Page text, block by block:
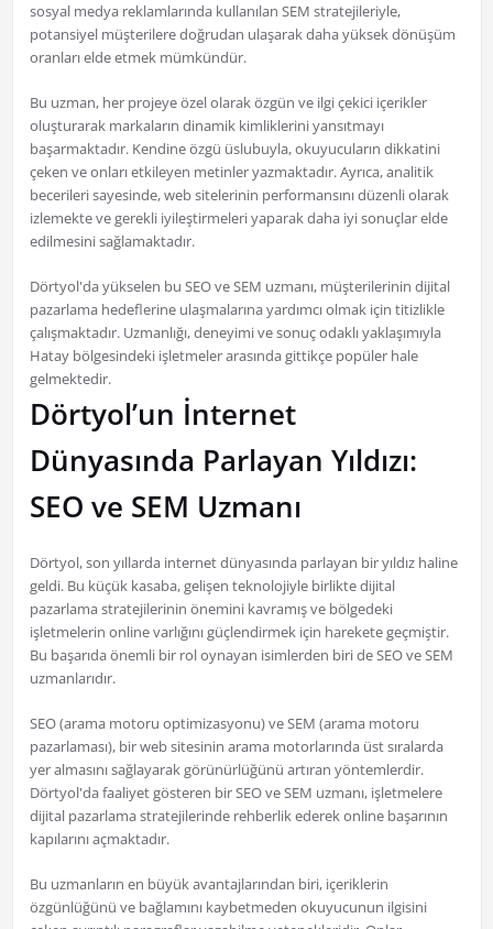
sosyal medya reklamlarında kullanılan SEM stratejileriyle,
potansiyel müşterilere doğrudan ulaşarak daha yüksek dönüşüm
oranları elde etmek mümkündür.
Bu uzman, her projeye özel olarak özgün ve ilgi çekici içerikler
oluşturarak markaların dinamik kimliklerini yansıtmayı
başarmaktadır. Kendine özgü üslubuyla, okuyucuların dikkatini
çeken ve onları etkileyen metinler yazmaktadır. Ayrıca, analitik
becerileri sayesinde, web sitelerinin performansını düzenli olarak
izlemekte ve gerekli iyileştirmeleri yaparak daha iyi sonuçlar elde
edilmesini sağlamaktadır.
Dörtyol'da yükselen bu SEO ve SEM uzmanı, müşterilerinin dijital
pazarlama hedeflerine ulaşmalarına yardımcı olmak için titizlikle
çalışmaktadır. Uzmanlığı, deneyimi ve sonuç odaklı yaklaşımıyla
Hatay bölgesindeki işletmeler arasında gittikçe popüler hale
gelmektedir.
Dörtyol’un İnternet
Dünyasında Parlayan Yıldızı:
SEO ve SEM Uzmanı
Dörtyol, son yıllarda internet dünyasında parlayan bir yıldız haline
geldi. Bu küçük kasaba, gelişen teknolojiyle birlikte dijital
pazarlama stratejilerinin önemini kavramış ve bölgedeki
işletmelerin online varlığını güçlendirmek için harekete geçmiştir.
Bu başarıda önemli bir rol oynayan isimlerden biri de SEO ve SEM
uzmanlarıdır.
SEO (arama motoru optimizasyonu) ve SEM (arama motoru
pazarlaması), bir web sitesinin arama motorlarında üst sıralarda
yer almasını sağlayarak görünürlüğünü artıran yöntemlerdir.
Dörtyol'da faaliyet gösteren bir SEO ve SEM uzmanı, işletmelere
dijital pazarlama stratejilerinde rehberlik ederek online başarının
kapılarını açmaktadır.
Bu uzmanların en büyük avantajlarından biri, içeriklerin
özgünlüğünü ve bağlamını kaybetmeden okuyucunun ilgisini